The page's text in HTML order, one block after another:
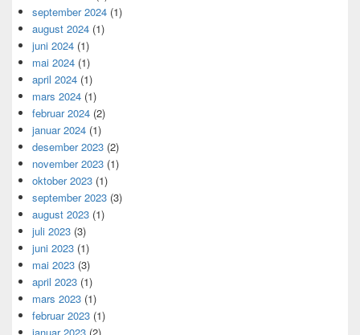
september 2024 (1)
august 2024 (1)
juni 2024 (1)
mai 2024 (1)
april 2024 (1)
mars 2024 (1)
februar 2024 (2)
januar 2024 (1)
desember 2023 (2)
november 2023 (1)
oktober 2023 (1)
september 2023 (3)
august 2023 (1)
juli 2023 (3)
juni 2023 (1)
mai 2023 (3)
april 2023 (1)
mars 2023 (1)
februar 2023 (1)
januar 2023 (2)